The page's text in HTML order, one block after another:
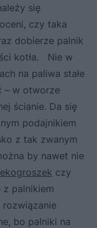
się
czy taka
dobierze palnik
kotła. Nie w
na paliwa stałe
– w otworze
ścianie. Da się
podajnikiem
z tak zwanym
by nawet nie
ekogroszek czy
palnikiem
bo palniki na